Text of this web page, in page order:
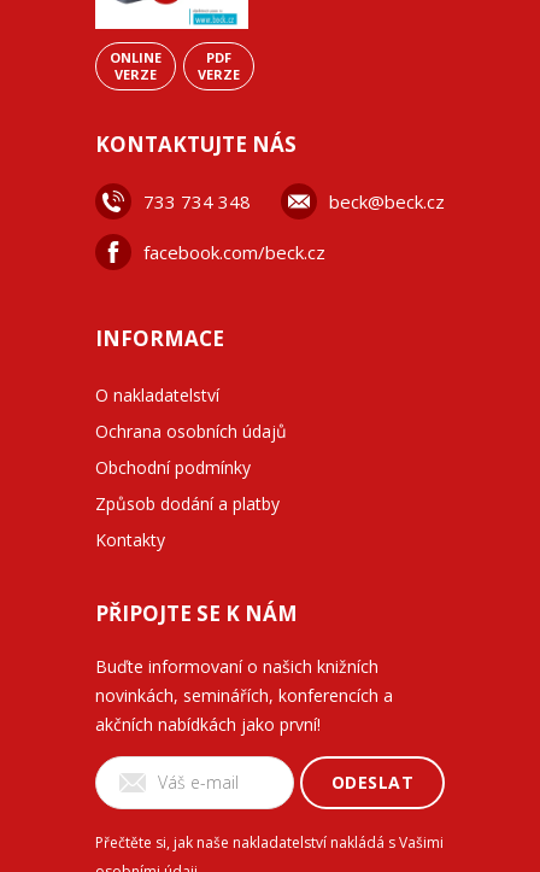
ONLINE
VERZE
PDF
VERZE
KONTAKTUJTE NÁS
733 734 348 beck@beck.cz
facebook.com/beck.cz
INFORMACE
O nakladatelství
Ochrana osobních údajů
Obchodní podmínky
Způsob dodání a platby
Kontakty
PŘIPOJTE SE K NÁM
Buďte informovaní o našich knižních
novinkách, seminářích, konferencích a
akčních nabídkách jako první!
ODESLAT
Přečtěte si, jak naše nakladatelství nakládá s Vašimi